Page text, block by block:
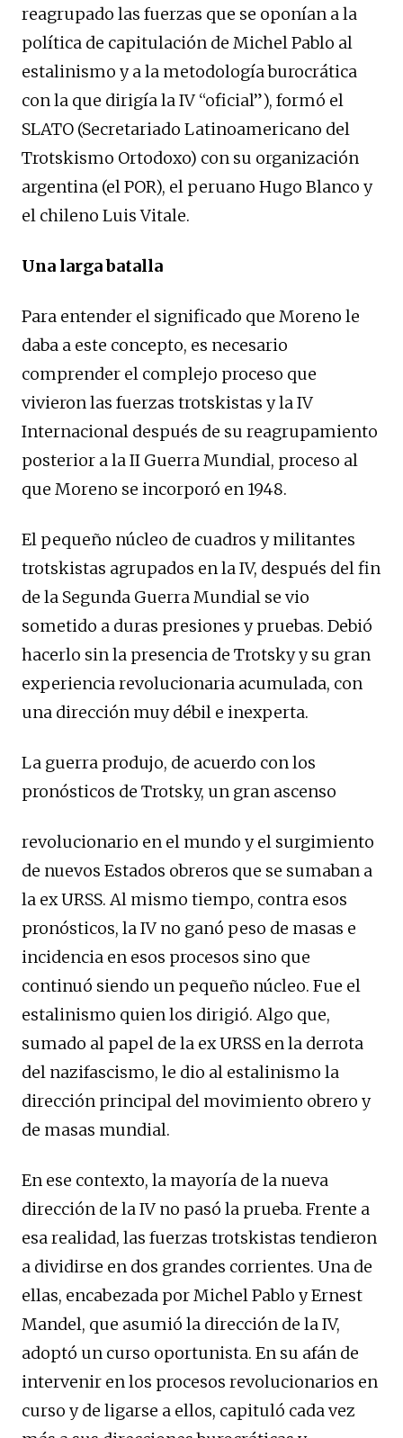
reagrupado las fuerzas que se oponían a la
política de capitulación de Michel Pablo al
estalinismo y a la metodología burocrática
con la que dirigía la IV “oficial”), formó el
SLATO (Secretariado Latinoamericano del
Trotskismo Ortodoxo) con su organización
argentina (el POR), el peruano Hugo Blanco y
el chileno Luis Vitale.
Una larga batalla
Para entender el significado que Moreno le
daba a este concepto, es necesario
comprender el complejo proceso que
vivieron las fuerzas trotskistas y la IV
Internacional después de su reagrupamiento
posterior a la II Guerra Mundial, proceso al
que Moreno se incorporó en 1948.
El pequeño núcleo de cuadros y militantes
trotskistas agrupados en la IV, después del fin
de la Segunda Guerra Mundial se vio
sometido a duras presiones y pruebas. Debió
hacerlo sin la presencia de Trotsky y su gran
experiencia revolucionaria acumulada, con
una dirección muy débil e inexperta.
La guerra produjo, de acuerdo con los
pronósticos de Trotsky, un gran ascenso
revolucionario en el mundo y el surgimiento
de nuevos Estados obreros que se sumaban a
la ex URSS. Al mismo tiempo, contra esos
pronósticos, la IV no ganó peso de masas e
incidencia en esos procesos sino que
continuó siendo un pequeño núcleo. Fue el
estalinismo quien los dirigió. Algo que,
sumado al papel de la ex URSS en la derrota
del nazifascismo, le dio al estalinismo la
dirección principal del movimiento obrero y
de masas mundial.
En ese contexto, la mayoría de la nueva
dirección de la IV no pasó la prueba. Frente a
esa realidad, las fuerzas trotskistas tendieron
a dividirse en dos grandes corrientes. Una de
ellas, encabezada por Michel Pablo y Ernest
Mandel, que asumió la dirección de la IV,
adoptó un curso oportunista. En su afán de
intervenir en los procesos revolucionarios en
curso y de ligarse a ellos, capituló cada vez